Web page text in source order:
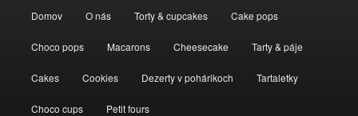
Sweet cakes bakery
Preskočiť na primárny obsah
Preskočiť na sekundárny obsah
Domov O nás Torty & cupcakes Cake pops
Choco pops Macarons Cheesecake Tarty & páje
Cakes Cookies Dezerty v pohárikoch Tartaletky
Choco cups Petit fours